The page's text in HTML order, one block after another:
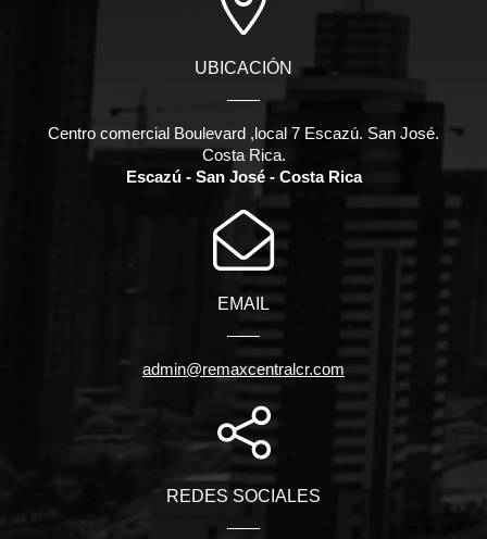
UBICACIÓN
Centro comercial Boulevard ,local 7 Escazú. San José.
Costa Rica.
Escazú - San José - Costa Rica
EMAIL
admin@remaxcentralcr.com
REDES SOCIALES